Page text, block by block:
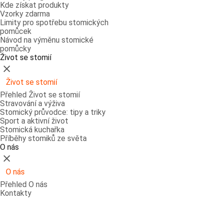
Kde získat produkty
Vzorky zdarma
Limity pro spotřebu stomických
pomůcek
Návod na výměnu stomické
pomůcky
Život se stomií
Zavřít
Život se stomií
Přehled Život se stomií
Stravování a výživa
Stomický průvodce: tipy a triky
Sport a aktivní život
Stomická kuchařka
Příběhy stomiků ze světa
O nás
Zavřít
O nás
Přehled O nás
Kontakty